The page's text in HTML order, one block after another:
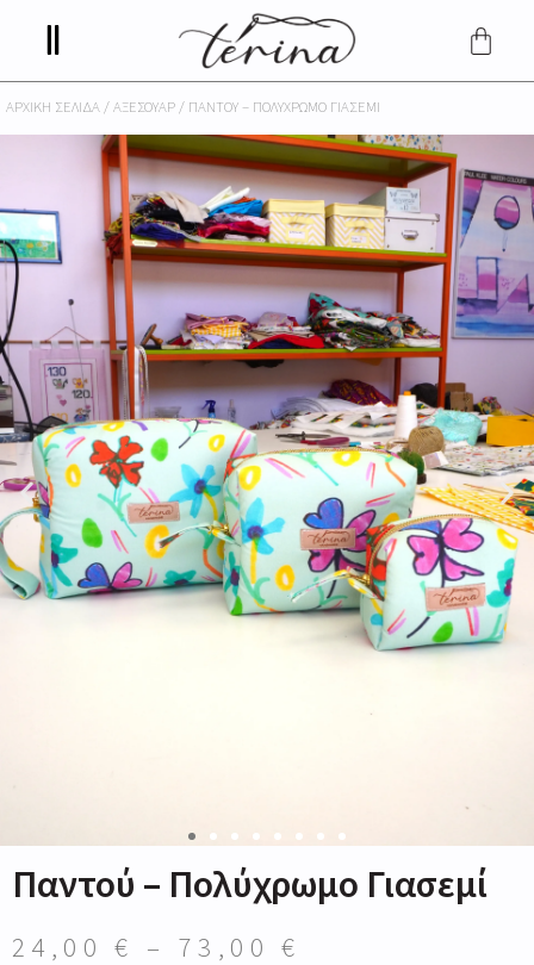
ΑΡΧΙΚΉ ΣΕΛΊΔΑ /ΑΞΕΣΟΥΆΡ / ΠΑΝΤΟΎ – ΠΟΛΎΧΡΩΜΟ ΓΙΑΣΕΜΊ
Παντού – Πολύχρωμο Γιασεμί
24,00€ – 73,00€